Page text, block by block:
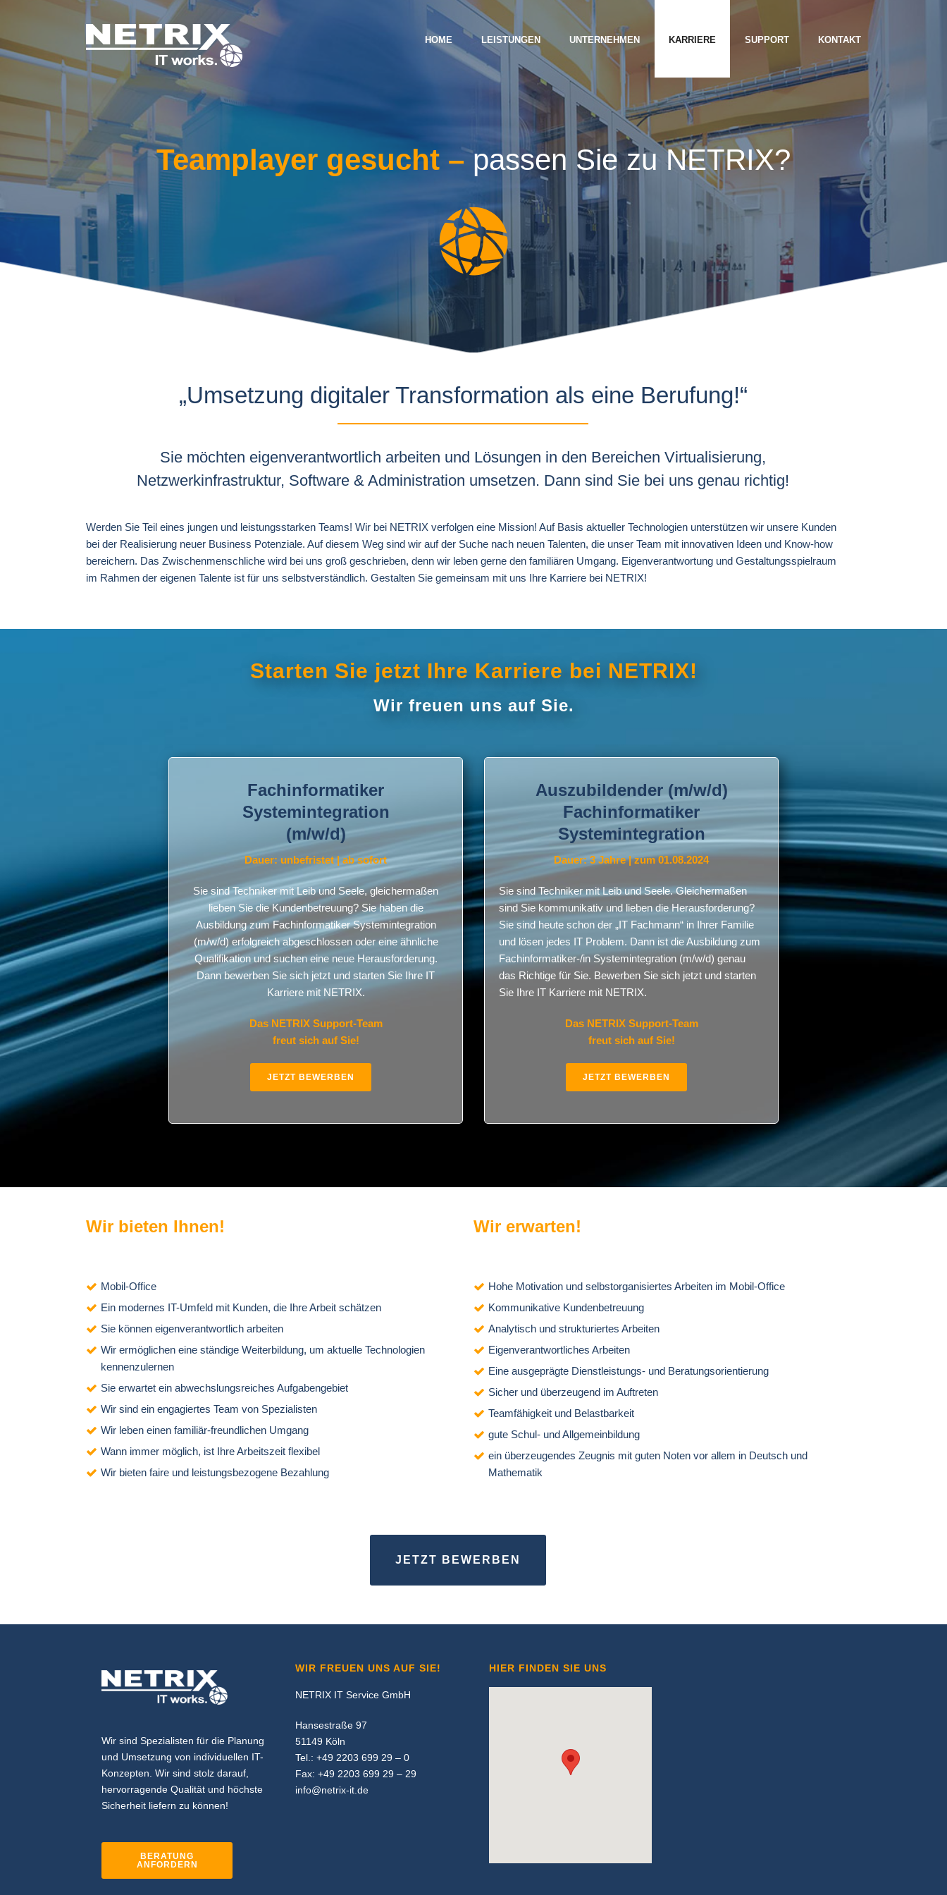
HOME LEISTUNGEN UNTERNEHMEN KARRIERE SUPPORT KONTAKT
Teamplayer gesucht –passen Sie zu NETRIX?
„Umsetzung digitaler Transformation als eine Berufung!“
Sie möchten eigenverantwortlich arbeiten und Lösungen in den Bereichen Virtualisierung,
Netzwerkinfrastruktur, Software & Administration umsetzen. Dann sind Sie bei uns genau richtig!
Werden Sie Teil eines jungen und leistungsstarken Teams! Wir bei NETRIX verfolgen eine Mission! Auf Basis aktueller Technologien unterstützen wir unsere Kunden
bei der Realisierung neuer Business Potenziale. Auf diesem Weg sind wir auf der Suche nach neuen Talenten, die unser Team mit innovativen Ideen und Know-how
bereichern. Das Zwischenmenschliche wird bei uns groß geschrieben, denn wir leben gerne den familiären Umgang. Eigenverantwortung und Gestaltungsspielraum
im Rahmen der eigenen Talente ist für uns selbstverständlich. Gestalten Sie gemeinsam mit uns Ihre Karriere bei NETRIX!
Starten Sie jetzt Ihre Karriere bei NETRIX!
Wir freuen uns auf Sie.
Fachinformatiker
Systemintegration
(m/w/d)
Dauer: unbefristet | ab sofort
Sie sind Techniker mit Leib und Seele, gleichermaßen
lieben Sie die Kundenbetreuung? Sie haben die
Ausbildung zum Fachinformatiker Systemintegration
(m/w/d) erfolgreich abgeschlossen oder eine ähnliche
Qualifikation und suchen eine neue Herausforderung.
Dann bewerben Sie sich jetzt und starten Sie Ihre IT
Karriere mit NETRIX.
Das NETRIX Support-Team
freut sich auf Sie!
JETZT BEWERBEN
Auszubildender (m/w/d)
Fachinformatiker
Systemintegration
Dauer: 3 Jahre | zum 01.08.2024
Sie sind Techniker mit Leib und Seele. Gleichermaßen
sind Sie kommunikativ und lieben die Herausforderung?
Sie sind heute schon der „IT Fachmann“ in Ihrer Familie
und lösen jedes IT Problem. Dann ist die Ausbildung zum
Fachinformatiker-/in Systemintegration (m/w/d) genau
das Richtige für Sie. Bewerben Sie sich jetzt und starten
Sie Ihre IT Karriere mit NETRIX.
Das NETRIX Support-Team
freut sich auf Sie!
JETZT BEWERBEN
Wir bieten Ihnen!
Mobil-Office
Ein modernes IT-Umfeld mit Kunden, die Ihre Arbeit schätzen
Sie können eigenverantwortlich arbeiten
Wir ermöglichen eine ständige Weiterbildung, um aktuelle Technologien
kennenzulernen
Sie erwartet ein abwechslungsreiches Aufgabengebiet
Wir sind ein engagiertes Team von Spezialisten
Wir leben einen familiär-freundlichen Umgang
Wann immer möglich, ist Ihre Arbeitszeit flexibel
Wir bieten faire und leistungsbezogene Bezahlung
Wir erwarten!
Hohe Motivation und selbstorganisiertes Arbeiten im Mobil-Office
Kommunikative Kundenbetreuung
Analytisch und strukturiertes Arbeiten
Eigenverantwortliches Arbeiten
Eine ausgeprägte Dienstleistungs- und Beratungsorientierung
Sicher und überzeugend im Auftreten
Teamfähigkeit und Belastbarkeit
gute Schul- und Allgemeinbildung
ein überzeugendes Zeugnis mit guten Noten vor allem in Deutsch und
Mathematik
JETZT BEWERBEN
Wir sind Spezialisten für die Planung
und Umsetzung von individuellen IT-
Konzepten. Wir sind stolz darauf,
hervorragende Qualität und höchste
Sicherheit liefern zu können!
BERATUNG
ANFORDERN
WIR FREUEN UNS AUF SIE!
NETRIX IT Service GmbH
Hansestraße 97
51149 Köln
Tel.: +49 2203 699 29 – 0
Fax: +49 2203 699 29 – 29
info@netrix-it.de
HIER FINDEN SIE UNS